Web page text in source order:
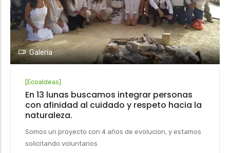
Galería
[Ecoaldeas]
En 13 lunas buscamos integrar personas
con afinidad al cuidado y respeto hacia la
naturaleza.
Somos un proyecto con 4 años de evolucion, y estamos
solicitando voluntarios